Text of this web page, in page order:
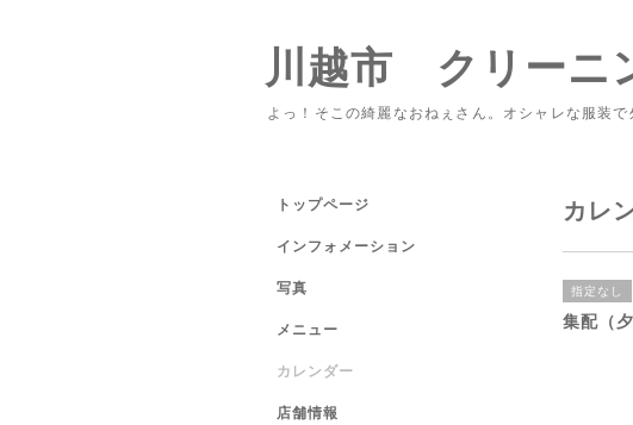
川越市 クリーニ
よっ！そこの綺麗なおねぇさん。オシャレな服装
カレ
指定なし
集配（夕
トップページ
インフォメーション
写真
メニュー
カレンダー
店舗情報